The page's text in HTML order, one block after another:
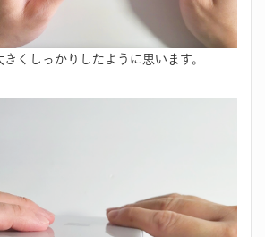
くしっかりしたように思います。